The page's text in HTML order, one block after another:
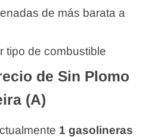
de más barata a
tipo de combustible
de Sin Plomo
(A)
1 gasolineras